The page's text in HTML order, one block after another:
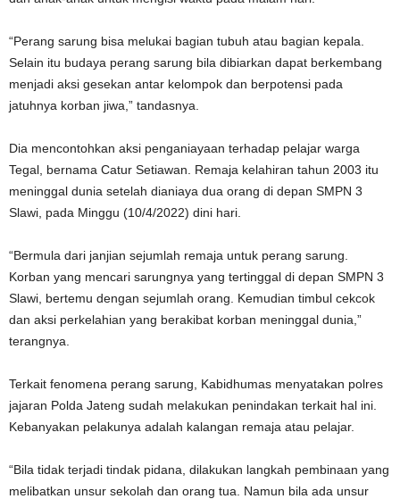
“Perang sarung bisa melukai bagian tubuh atau bagian kepala.
Selain itu budaya perang sarung bila dibiarkan dapat berkembang
menjadi aksi gesekan antar kelompok dan berpotensi pada
jatuhnya korban jiwa,” tandasnya.
Dia mencontohkan aksi penganiayaan terhadap pelajar warga
Tegal, bernama Catur Setiawan. Remaja kelahiran tahun 2003 itu
meninggal dunia setelah dianiaya dua orang di depan SMPN 3
Slawi, pada Minggu (10/4/2022) dini hari.
“Bermula dari janjian sejumlah remaja untuk perang sarung.
Korban yang mencari sarungnya yang tertinggal di depan SMPN 3
Slawi, bertemu dengan sejumlah orang. Kemudian timbul cekcok
dan aksi perkelahian yang berakibat korban meninggal dunia,”
terangnya.
Terkait fenomena perang sarung, Kabidhumas menyatakan polres
jajaran Polda Jateng sudah melakukan penindakan terkait hal ini.
Kebanyakan pelakunya adalah kalangan remaja atau pelajar.
“Bila tidak terjadi tindak pidana, dilakukan langkah pembinaan yang
melibatkan unsur sekolah dan orang tua. Namun bila ada unsur